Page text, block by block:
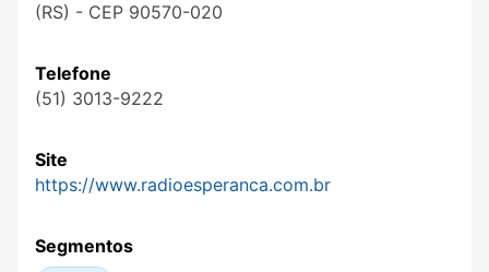
(RS) - CEP 90570-020
Telefone
(51) 3013-9222
Site
https://www.radioesperanca.com.br
Segmentos